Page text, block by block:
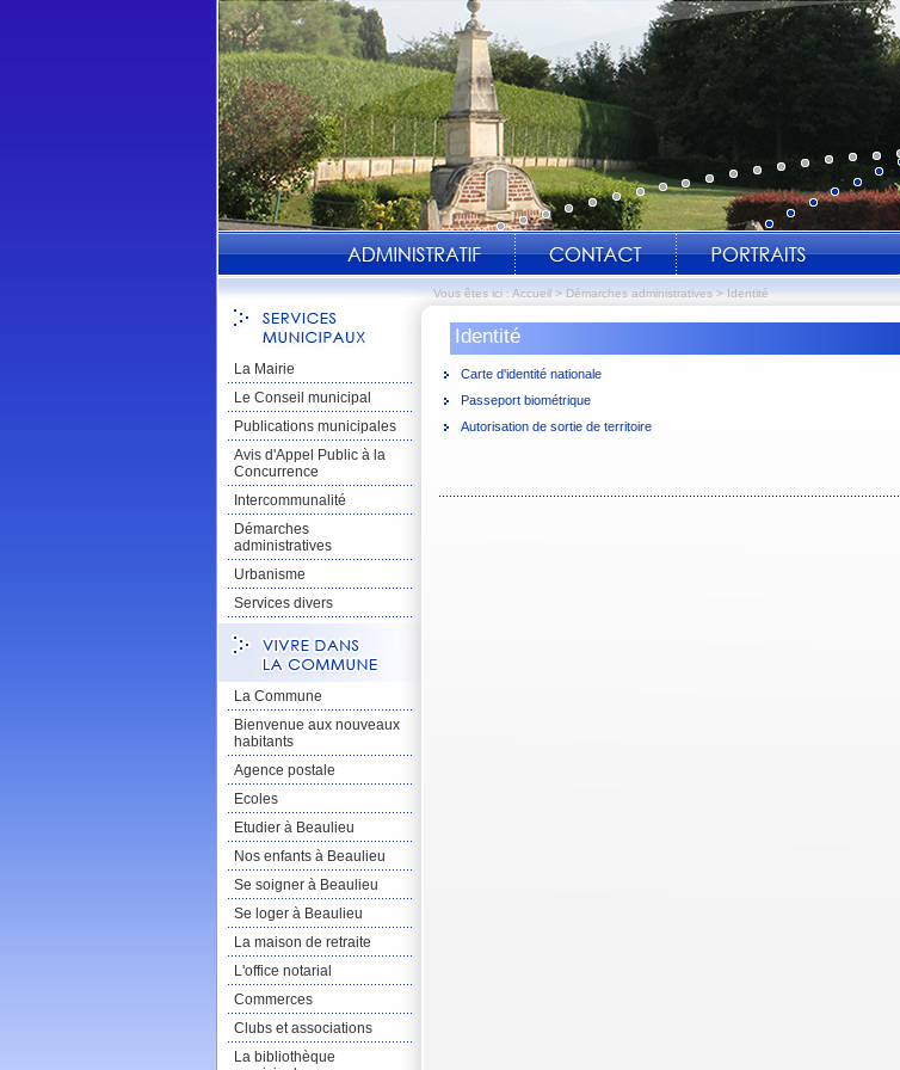
Vous êtes ici : Accueil > Démarches administratives > Identité
La Mairie
Le Conseil municipal
Publications municipales
Avis d'Appel Public à la
Concurrence
Intercommunalité
Démarches
administratives
Urbanisme
Services divers
La Commune
Bienvenue aux nouveaux
habitants
Agence postale
Ecoles
Etudier à Beaulieu
Nos enfants à Beaulieu
Se soigner à Beaulieu
Se loger à Beaulieu
La maison de retraite
L'office notarial
Commerces
Clubs et associations
La bibliothèque
Identité
Carte d'identité nationale
Passeport biométrique
Autorisation de sortie de territoire